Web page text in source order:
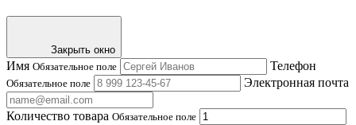
Закрыть окно
Имя Обязательное поле Телефон
Обязательное поле Электронная почта
Количество товара Обязательное поле